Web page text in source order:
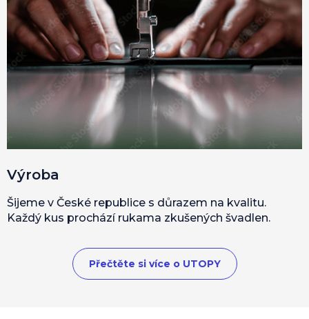
Výroba
Šijeme v České republice s důrazem na kvalitu.
Každý kus prochází rukama zkušených švadlen.
Přečtěte si více o UTOPY